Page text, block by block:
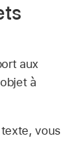
aux
à
vous